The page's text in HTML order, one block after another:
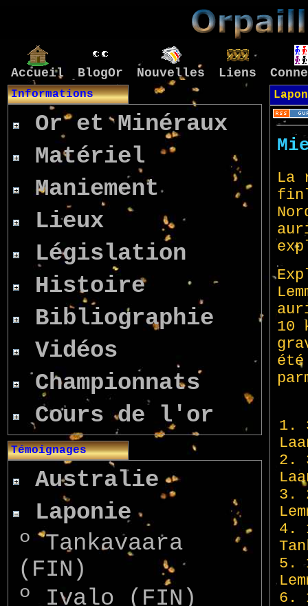
Accueil BlogOr Nouvelles Liens
Informations
Or et Minéraux
Matériel
Maniement
Lieux
Législation
Histoire
Bibliographie
Vidéos
Championnats
Cours de l'or
Témoignages
Australie
Laponie
º
Tankavaara
(FIN)
º Ivalo (FIN)